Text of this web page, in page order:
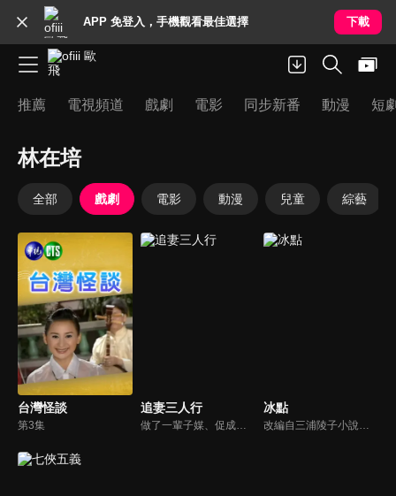
APP 免登入，手機觀看最佳選擇 下載
推薦 電視頻道 戲劇 電影 同步新番 動漫 短
林在培
全部 戲劇 電影 動漫 兒童 綜藝
台灣怪談
第3集
追妻三人行
做了一輩子媒、促成了無數良緣佳偶的林阿妺，自己的三個兒子直不肯結婚，阿妺一怒之下將他們趕出家門，結果也只是搬到樓上的“俠客居”。阿妺百般無奈之下，將原來兒子們住的三個房間出租給年輕女孩，好“近水樓台先得月”，讓三個兒子日久生情。
冰點
改編自三浦陵子小說《冰點》。醫院院長祖浩三歲女兒小麗離奇被殺，妻子夢蓮為了填補對小麗的懷念，收養了孤女陽芷。陽芷七歲時，夢蓮無意中得知陽芷是殺死小麗兇手的女兒，而這竟然是祖浩的安排，藉此懲罰夢蓮的出軌。好強的夢蓮為了不讓丈夫的計謀打敗自己，只能將心中的憤怒發洩在陽芷身上...